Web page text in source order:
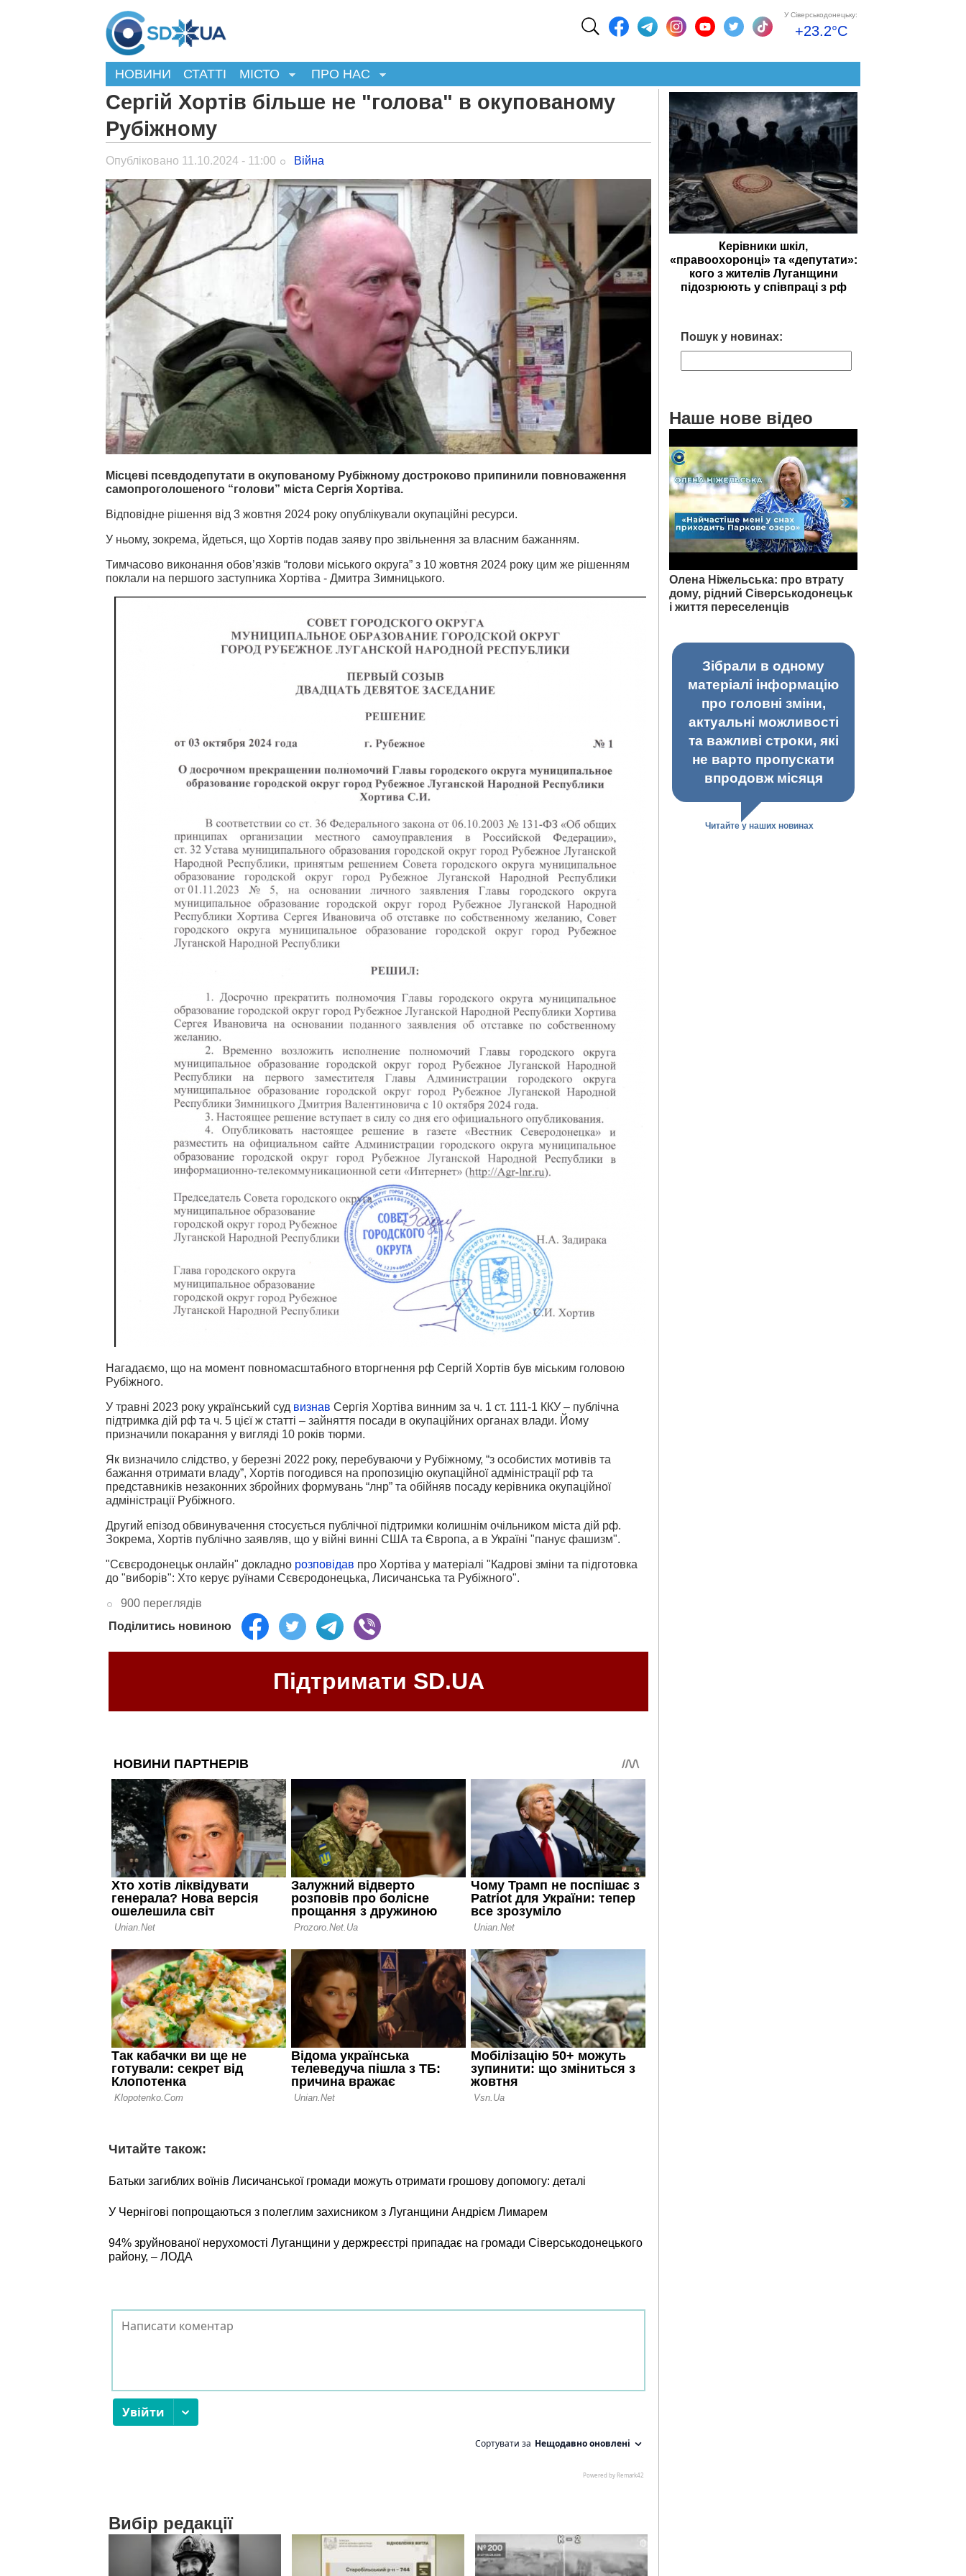
У Сіверськодонецьку:
+23.2°C
НОВИНИ СТАТТІ МІСТО ПРО НАС
Сергій Хортів більше не "голова" в окупованому
Рубіжному
Опубліковано 11.10.2024 - 11:00 Війна
Місцеві псевдодепутати в окупованому Рубіжному достроково припинили повноваження
самопроголошеного “голови” міста Сергія Хортіва.
Відповідне рішення від 3 жовтня 2024 року опублікували окупаційні ресурси.
У ньому, зокрема, йдеться, що Хортів подав заяву про звільнення за власним бажанням.
Тимчасово виконання обов’язків “голови міського округа” з 10 жовтня 2024 року цим же рішенням
поклали на першого заступника Хортіва - Дмитра Зимницького.
Нагадаємо, що на момент повномасштабного вторгнення рф Сергій Хортів був міським головою
Рубіжного.
У травні 2023 року український суд визнав Сергія Хортіва винним за ч. 1 ст. 111-1 ККУ – публічна
підтримка дій рф та ч. 5 цієї ж статті – зайняття посади в окупаційних органах влади. Йому
призначили покарання у вигляді 10 років тюрми.
Як визначило слідство, у березні 2022 року, перебуваючи у Рубіжному, “з особистих мотивів та
бажання отримати владу”, Хортів погодився на пропозицію окупаційної адміністрації рф та
представників незаконних збройних формувань “лнр” та обійняв посаду керівника окупаційної
адміністрації Рубіжного.
Другий епізод обвинувачення стосується публічної підтримки колишнім очільником міста дій рф.
Зокрема, Хортів публічно заявляв, що у війні винні США та Європа, а в Україні "панує фашизм".
"Сєвєродонецьк онлайн" докладно розповідав про Хортіва у матеріалі "Кадрові зміни та підготовка
до "виборів": Хто керує руїнами Сєвєродонецька, Лисичанська та Рубіжного".
900 переглядів
Поділитись новиною
Підтримати SD.UA
Читайте також:
Батьки загиблих воїнів Лисичанської громади можуть отримати грошову допомогу: деталі
У Чернігові попрощаються з полеглим захисником з Луганщини Андрієм Лимарем
94% зруйнованої нерухомості Луганщини у держреєстрі припадає на громади Сіверськодонецького
району, – ЛОДА
Вибір редакції
Керівники шкіл,
«правоохоронці» та «депутати»:
кого з жителів Луганщини
підозрюють у співпраці з рф
Пошук у новинах:
Наше нове відео
Олена Ніжельська: про втрату
дому, рідний Сіверськодонецьк
і життя переселенців
Зібрали в одному
матеріалі інформацію
про головні зміни,
актуальні можливості
та важливі строки, які
не варто пропускати
впродовж місяця
Читайте у наших новинах